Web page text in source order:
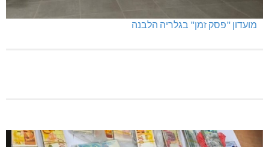
מועדון "פסק זמן" בגלריה הלבנה